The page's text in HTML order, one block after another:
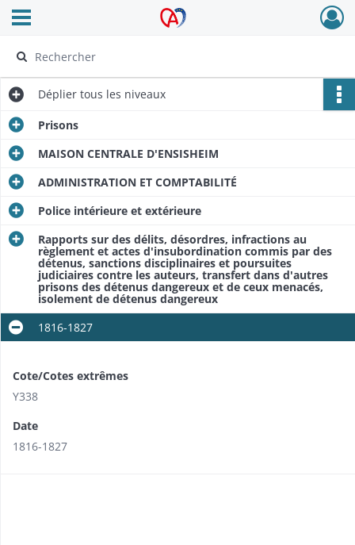
Archives Alsace - Colmar
Ouvrir le menu déroulant
Déplier tous les niveaux
Prisons
MAISON CENTRALE D'ENSISHEIM
ADMINISTRATION ET COMPTABILITÉ
Police intérieure et extérieure
Rapports sur des délits, désordres, infractions au
règlement et actes d'insubordination commis par des
détenus, sanctions disciplinaires et poursuites
judiciaires contre les auteurs, transfert dans d'autres
prisons des détenus dangereux et de ceux menacés,
isolement de détenus dangereux
1816-1827
Cote/Cotes extrêmes
Y338
Date
1816-1827